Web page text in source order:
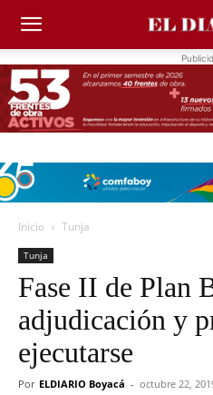
Inicio Tunja
Tunja
Fase II de Plan
adjudicación y
ejecutarse
Por ELDIARIO Boyacá - octubre 22,